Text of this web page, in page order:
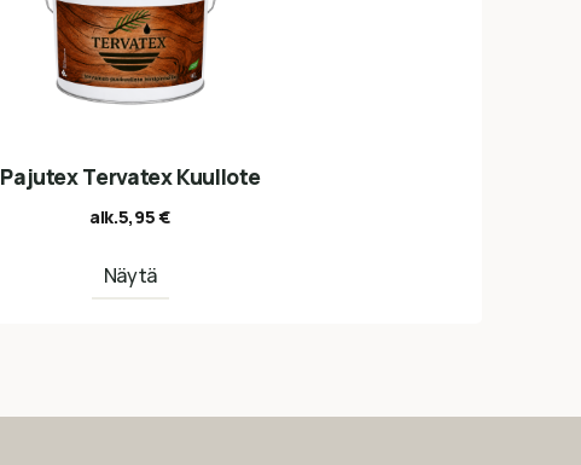
Pajutex Tervatex Kuullote
alk.5,95€
Näytä